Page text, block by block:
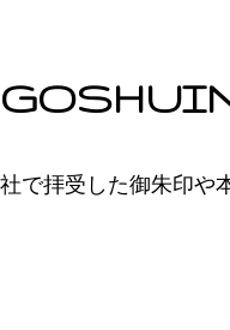
で拝受した御朱印や